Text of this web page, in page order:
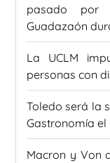
pasado por
Guadazaón
La UCLM
personas con
Toledo será la
Gastronomía
Macron y Von